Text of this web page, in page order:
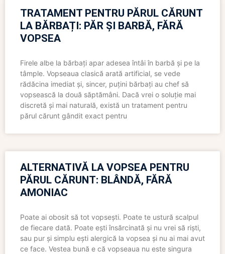
TRATAMENT PENTRU PĂRUL CĂRUNT
LA BĂRBAȚI: PĂR ȘI BARBĂ, FĂRĂ
VOPSEA
Firele albe la bărbați apar adesea întâi în barbă și pe la
tâmple. Vopseaua clasică arată artificial, se vede
rădăcina imediat și, sincer, puțini bărbați au chef să
vopsească la două săptămâni. Dacă vrei o soluție mai
discretă și mai naturală, există un tratament pentru
părul cărunt gândit exact pentru
ALTERNATIVĂ LA VOPSEA PENTRU
PĂRUL CĂRUNT: BLÂNDĂ, FĂRĂ
AMONIAC
Poate ai obosit să tot vopsești. Poate te ustură scalpul
de fiecare dată. Poate ești însărcinată și nu vrei să riști,
sau pur și simplu ești alergică la vopsea și nu ai mai avut
ce face. Vestea bună e că vopseaua nu este singura